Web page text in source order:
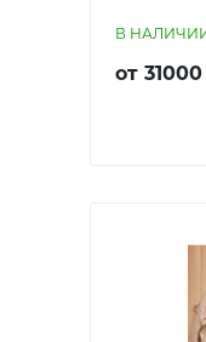
В
от